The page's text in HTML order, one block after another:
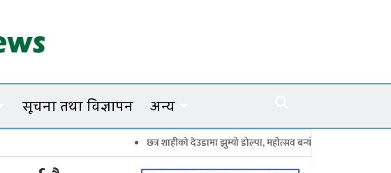
सूचना तथा विज्ञापन अन्य
छत्र शाहीको देउडामा झुम्यो डोल्पा, महोत्सव बन्यो कर्णालीको सांगीतिक उत्सव